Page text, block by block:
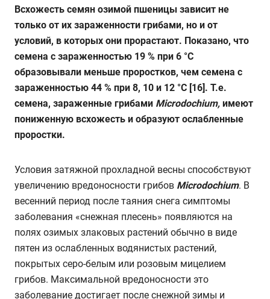
Всхожесть семян озимой пшеницы зависит не
только от их зараженности грибами, но и от
условий, в которых они прорастают. Показано, что
семена с зараженностью 19 % при 6 °С
образовывали меньше проростков, чем семена с
зараженностью 44 % при 8, 10 и 12 °С [16]. Т.е.
семена, зараженные грибами Microdochium, имеют
пониженную всхожесть и образуют ослабленные
проростки.
Условия затяжной прохладной весны способствуют
увеличению вредоносности грибов Microdochium. В
весенний период после таяния снега симптомы
заболевания «снежная плесень» появляются на
полях озимых злаковых растений обычно в виде
пятен из ослабленных водянистых растений,
покрытых серо-белым или розовым мицелием
грибов. Максимальной вредоносности это
заболевание достигает после снежной зимы и